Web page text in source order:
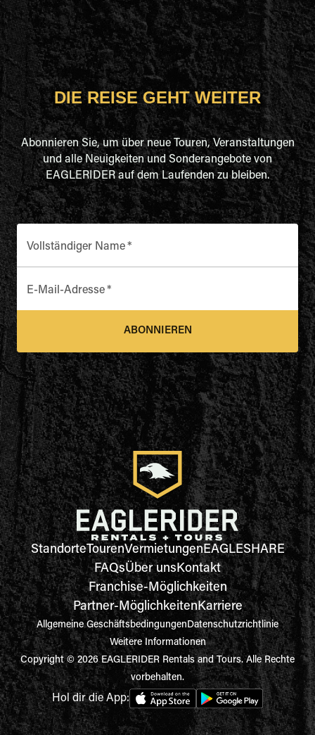
DIE REISE GEHT WEITER
Abonnieren Sie, um über neue Touren, Veranstaltungen
und alle Neuigkeiten und Sonderangebote von
EAGLERIDER auf dem Laufenden zu bleiben.
Vollständiger Name*
E-Mail-Adresse*
ABONNIEREN
StandorteTourenVermietungenEAGLESHARE
FAQsÜber unsKontakt
Franchise-Möglichkeiten
Partner-MöglichkeitenKarriere
Allgemeine GeschäftsbedingungenDatenschutzrichtlinie
Weitere Informationen
Copyright © 2026 EAGLERIDER Rentals and Tours. Alle Rechte
vorbehalten.
Hol dir die App: